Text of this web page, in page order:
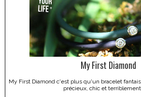
My First Diamond
My First Diamond c'est plus qu'un bracelet
précieux, chic et